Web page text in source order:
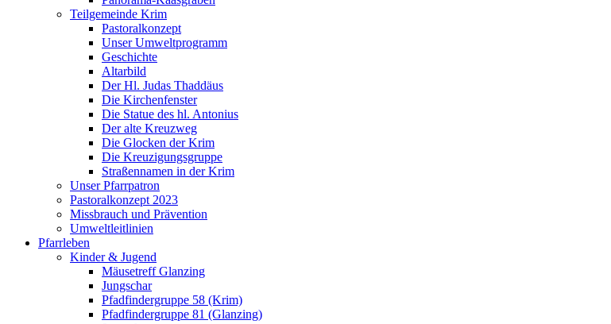
Teilgemeinde Krim
Pastoralkonzept
Unser Umweltprogramm
Geschichte
Altarbild
Der Hl. Judas Thaddäus
Die Kirchenfenster
Die Statue des hl. Antonius
Der alte Kreuzweg
Die Glocken der Krim
Die Kreuzigungsgruppe
Straßennamen in der Krim
Unser Pfarrpatron
Pastoralkonzept 2023
Missbrauch und Prävention
Umweltleitlinien
Pfarrleben
Kinder & Jugend
Mäusetreff Glanzing
Jungschar
Pfadfindergruppe 58 (Krim)
Pfadfindergruppe 81 (Glanzing)